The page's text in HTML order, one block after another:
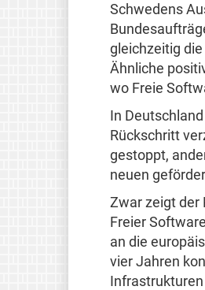
Schwedens
gleichzeitig die
Ähnliche
wo Freie
In
Rückschritt
gestoppt,
neuen
Zwar zeigt der
Freier
an die
vier Jahren